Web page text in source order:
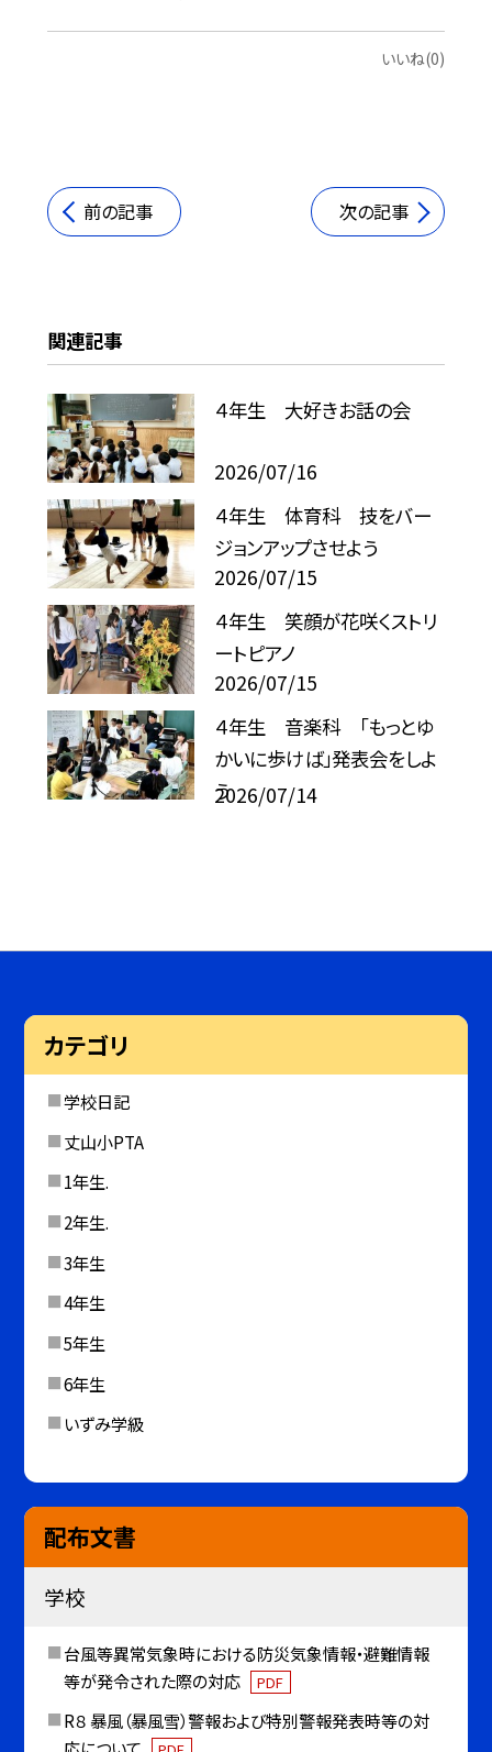
いいね(0)
前の記事 次の記事
関連記事
４年生 大好きお話の会
2026/07/16
４年生 体育科 技をバー
ジョンアップさせよう
2026/07/15
４年生 笑顔が花咲くストリ
ートピアノ
2026/07/15
４年生 音楽科 「もっとゆ
かいに歩けば」発表会をしよ
う
2026/07/14
カテゴリ
学校日記
丈山小PTA
1年生.
2年生.
3年生
4年生
5年生
6年生
いずみ学級
配布文書
学校
台風等異常気象時における防災気象情報・避難情報
等が発令された際の対応
PDF
R８ 暴風（暴風雪）警報および特別警報発表時等の対